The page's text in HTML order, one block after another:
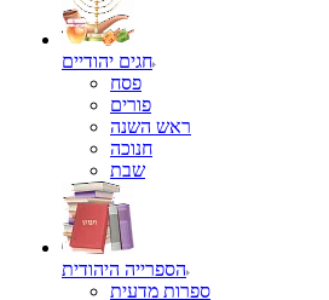
חגים יהודיים
פסח
פורים
ראש השנה
חנוכה
שבת
הספרייה היהודית
ספרות מדעית